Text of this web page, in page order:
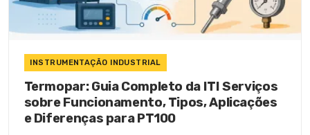
INSTRUMENTAÇÃO INDUSTRIAL
Termopar: Guia Completo da ITI Serviços
sobre Funcionamento, Tipos, Aplicações
e Diferenças para PT100